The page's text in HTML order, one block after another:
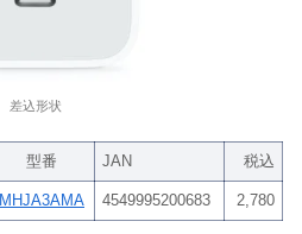
差込形状
型番 JAN 税込
MHJA3AMA 4549995200683 2,780